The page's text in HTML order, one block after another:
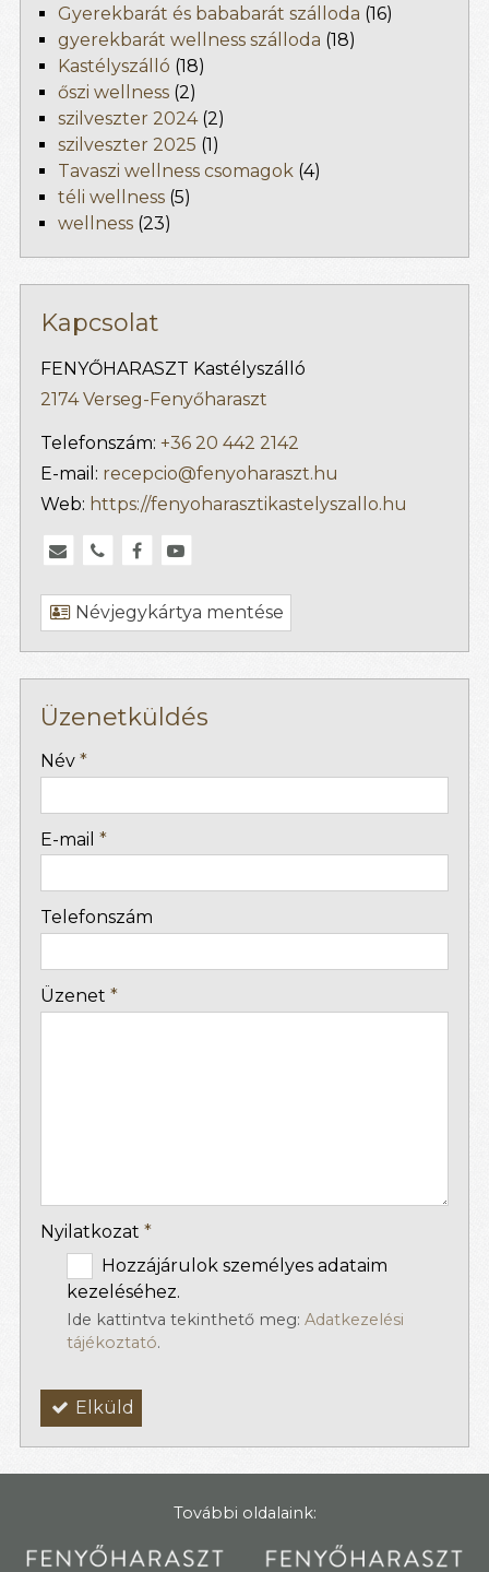
Gyerekbarát és bababarát szálloda (16)
gyerekbarát wellness szálloda (18)
Kastélyszálló (18)
őszi wellness (2)
szilveszter 2024(2)
szilveszter 2025 (1)
Tavaszi wellness csomagok (4)
téli wellness (5)
wellness (23)
Kapcsolat
FENYŐHARASZT Kastélyszálló
2174 Verseg-Fenyőharaszt
Telefonszám: +36 20 442 2142
E-mail: recepcio@fenyoharaszt.hu
Web: https://fenyoharasztikastelyszallo.hu
Névjegykártya mentése
Üzenetküldés
-
Név *
E-mail *
Telefonszám
Üzenet *
Nyilatkozat *
Hozzájárulok személyes adataim
kezeléséhez.
Ide kattintva tekinthető meg: Adatkezelési
tájékoztató.
Elküld
További oldalaink: